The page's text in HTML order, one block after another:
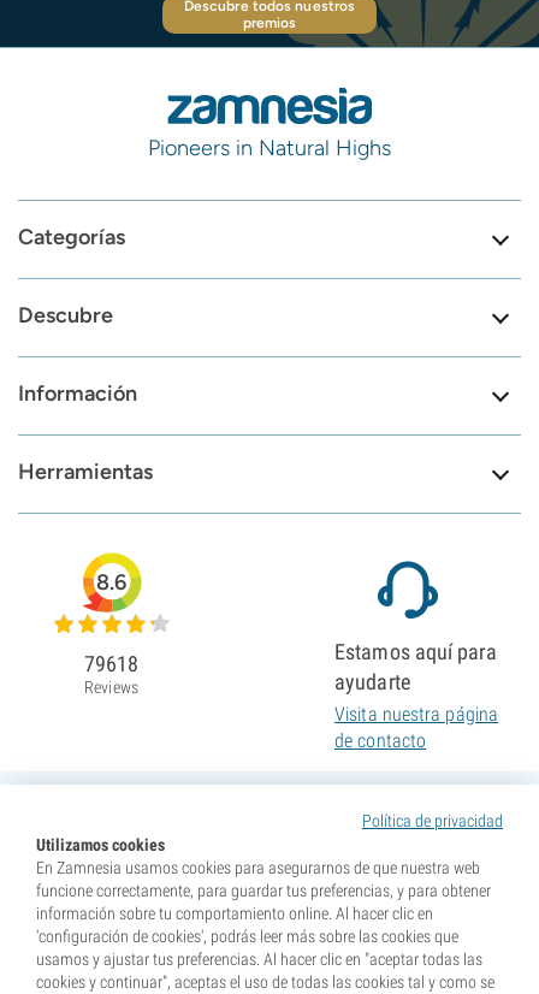
Descubre todos nuestros
premios
Pioneers in Natural Highs
Categorías
Descubre
Información
Herramientas
Política de privacidad
Utilizamos cookies
En Zamnesia usamos cookies para asegurarnos de que nuestra web
funcione correctamente, para guardar tus preferencias, y para obtener
información sobre tu comportamiento online. Al hacer clic en
'configuración de cookies', podrás leer más sobre las cookies que
usamos y ajustar tus preferencias. Al hacer clic en "aceptar todas las
cookies y continuar", aceptas el uso de todas las cookies tal y como se
8.6
79618
Reviews
Estamos aquí para
ayudarte
Visita nuestra página
de contacto